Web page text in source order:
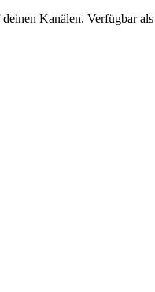
Kanälen. Verfügbar